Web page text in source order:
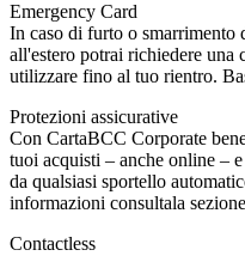
Emergency Card
In caso di furto o smarrimento
all'estero potrai richiedere una
utilizzare fino al tuo rientro.
Protezioni assicurative
Con CartaBCC Corporate
tuoi acquisti – anche online –
da qualsiasi sportello
informazioni consultala
Contactless